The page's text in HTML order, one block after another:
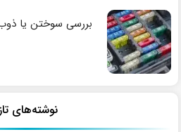
بررسی سوختن یا
نوشته‌های